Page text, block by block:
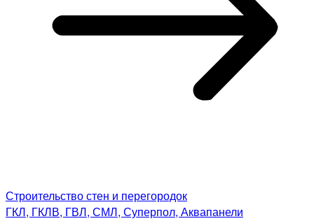
Строительство стен и перегородок
ГКЛ, ГКЛВ, ГВЛ, СМЛ, Суперпол, Аквапанели